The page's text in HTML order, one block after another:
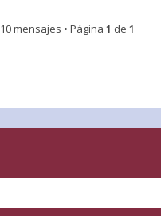
10 mensajes • Página 1 de 1